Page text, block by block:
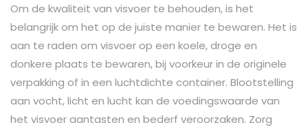
Om de kwaliteit van visvoer te behouden, is het
belangrijk om het op de juiste manier te bewaren. Het is
aan te raden om visvoer op een koele, droge en
donkere plaats te bewaren, bij voorkeur in de originele
verpakking of in een luchtdichte container. Blootstelling
aan vocht, licht en lucht kan de voedingswaarde van
het visvoer aantasten en bederf veroorzaken. Zorg